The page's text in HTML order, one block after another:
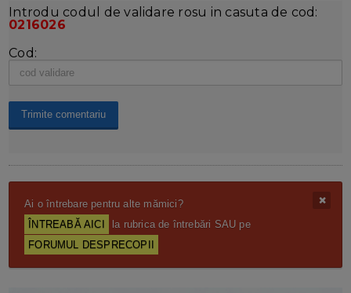
Introdu codul de validare rosu in casuta de cod:
0216026
Cod:
Ai o întrebare pentru alte mămici?
ÎNTREABĂ AICI
la rubrica de întrebări SAU pe
FORUMUL DESPRECOPII